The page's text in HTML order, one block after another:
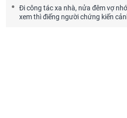
Đi công tác xa nhà, nửa đêm vợ
xem thì điếng người chứng kiến